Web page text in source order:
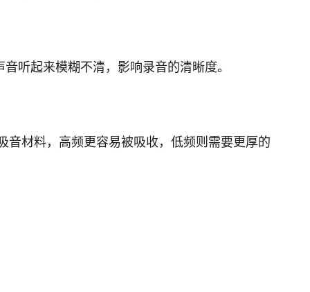
听起来模糊不清，影响录音的清晰度。
材料，高频更容易被吸收，低频则需要更厚的